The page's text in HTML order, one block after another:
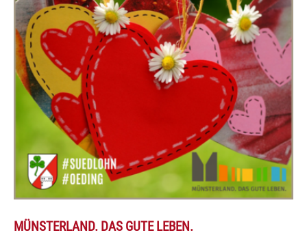
MÜNSTERLAND. DAS GUTE LEBEN.